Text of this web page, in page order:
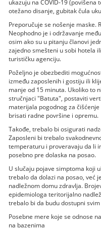
ukazuju na COVID-19
otežano disanje, gubitak čula
Preporučuje se nošenje maske.
Neophodno je i održavanje
osim ako su u pitanju članovi
zajedno smešteni u sobi hotela
turističku agenciju.
Poželjno je obezbediti
između zaposlenih i gostiju ili
manje od 15 minuta. Ukoliko to
stručnjaci "Batuta", postaviti
materijala pogodnog za
brisati radne površine i opremu.
Takođe, trebalo bi osigurati
Zaposleni bi trebalo
temperaturu i proveravaju da li
posebno pre dolaska na posao.
U slučaju pojave simptoma koji
trebalo da dolazi na posao, već
nadležnom domu zdravlja.
epidemiologa teritorijalno
trebalo bi da budu dostupni
Posebne mere koje se odnose
na bazenima